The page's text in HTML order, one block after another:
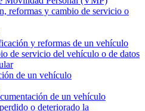
reformas y cambio de servicio o
y reformas de un vehículo
de servicio del vehículo o de datos
de un vehículo
de un vehículo
o deteriorado la